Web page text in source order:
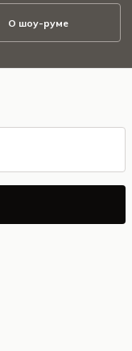
О шоу-руме